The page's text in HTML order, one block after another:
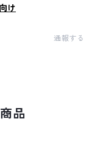
け
通報する
品